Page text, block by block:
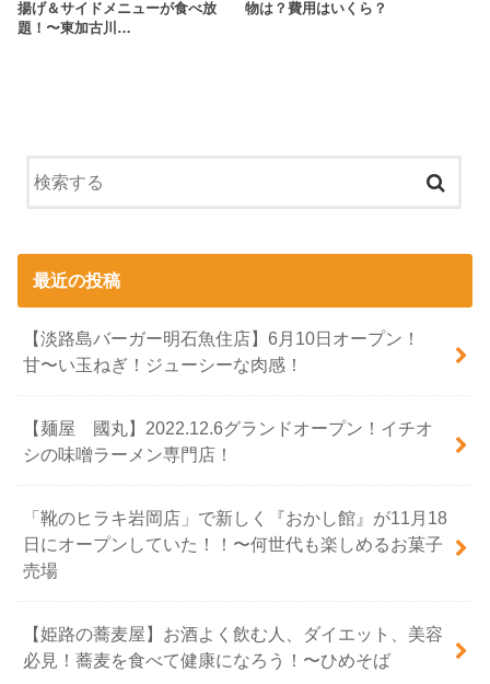
揚げ＆サイドメニューが食べ放
題！〜東加古川…
物は？費用はいくら？
最近の投稿
【淡路島バーガー明石魚住店】6月10日オープン！
甘〜い玉ねぎ！ジューシーな肉感！
【麺屋 國丸】2022.12.6グランドオープン！イチオ
シの味噌ラーメン専門店！
「靴のヒラキ岩岡店」で新しく『おかし館』が11月18
日にオープンしていた！！〜何世代も楽しめるお菓子
売場
【姫路の蕎麦屋】お酒よく飲む人、ダイエット、美容
必見！蕎麦を食べて健康になろう！〜ひめそば